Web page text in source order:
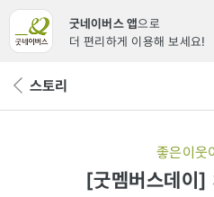
굿네이버스 앱으로
더 편리하게 이용해 보세요!
뒤 스토리
좋은이웃
[굿멤버스데이]